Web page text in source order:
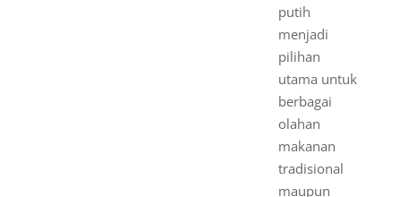
putih
menjadi
pilihan
utama untuk
berbagai
olahan
makanan
tradisional
maupun